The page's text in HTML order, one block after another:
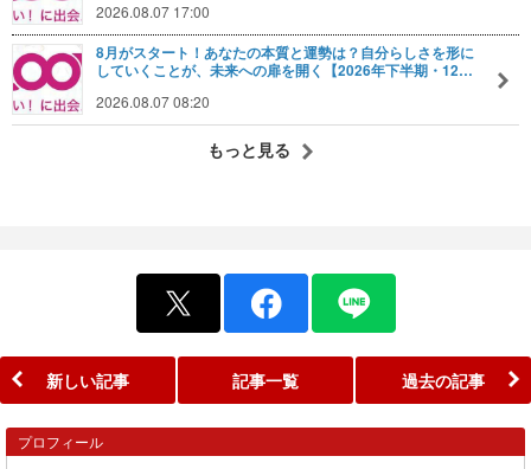
2026.08.07 17:00
8月がスタート！あなたの本質と運勢は？自分らしさを形に
していくことが、未来への扉を開く【2026年下半期・12…
2026.08.07 08:20
もっと見る
新しい記事 記事一覧 過去の記事
プロフィール